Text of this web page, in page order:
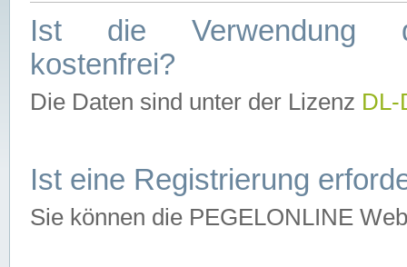
Ist die Verwendung
kostenfrei?
Die Daten sind unter der Lizenz
Ist eine Registrierung
Sie können die PEGELONLINE